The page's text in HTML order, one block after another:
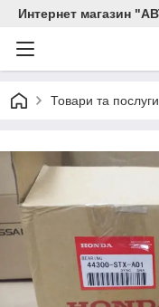
Интернет магазин
Товари та послуги